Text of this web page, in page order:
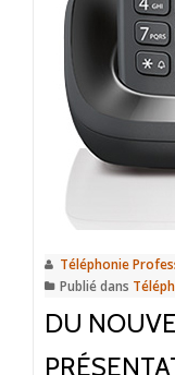
Téléphonie
Publié dans
DU